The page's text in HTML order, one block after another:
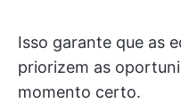
Isso garante que as
priorizem as
momento certo.